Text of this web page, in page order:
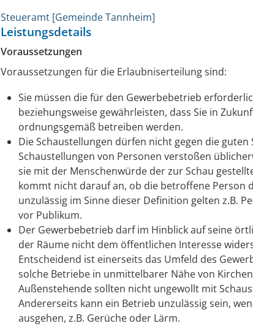
Steueramt [Gemeinde Tannheim]
Leistungsdetails
Voraussetzungen
Voraussetzungen für die Erlaubniserteilung sind:
Sie müssen die für den Gewerbebetrieb
beziehungsweise gewährleisten, dass Sie in
ordnungsgemäß betreiben werden.
Die Schaustellungen dürfen nicht gegen die guten
Schaustellungen von Personenverstoßen
sie mit der Menschenwürde der zur Schau
kommt nicht darauf an, ob die betroffene Person
unzulässig im Sinne dieser Definition gelten z.B.
vor Publikum.
Der Gewerbebetrieb darf im Hinblick auf seine
der Räume nicht dem öffentlichen Interesse
Entscheidend ist einerseits das Umfeld des
solche Betriebe in unmittelbarer Nähe von
Außenstehende sollten nicht ungewollt mit
Andererseits kann ein Betrieb unzulässig sein,
ausgehen,z.B. Gerüche oder Lärm.